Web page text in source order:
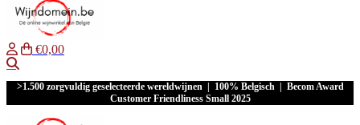
€0,00
>1.500 zorgvuldig geselecteerde wereldwijnen | 100% Belgisch | Becom Award
Customer Friendliness Small 2025